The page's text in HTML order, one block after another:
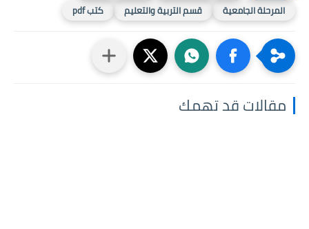
المرحلة الجامعية
قسم التربية والتعليم كتب pdf
مقالات قد تهمك